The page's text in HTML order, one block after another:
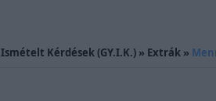
Kérdések (GY.I.K.) » Extrák »